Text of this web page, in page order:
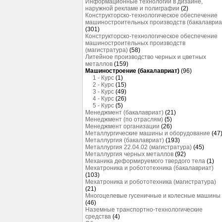
Информационные технологии в дизайне,
наружной рекламе и полиграфии (2)
Конструкторско-технологическое обеспечение
машиностроительных производств
(301)
Конструкторско-технологическое обеспечение
машиностроительных производств
(магистратура) (58)
Литейное производство черных и цветных
металлов (159)
Машиностроение (бакалавриат) (96)
1 - Курс (1)
2 - Курс (15)
3 - Курс (49)
4 - Курс (26)
5 - Курс (5)
Менеджмент (бакалавриат) (21)
Менеджмент (по отраслям) (5)
Менеджмент организации (26)
Металлургические машины и оборудование (47)
Металлургия (бакалавриат) (193)
Металлургия 22.04.02 (магистратура) (45)
Металлургия черных металлов (92)
Механика деформируемого твердого тела (1)
Мехатроника и робототехника (бакалавриат)
(103)
Мехатроника и робототехника (магистратура)
(21)
Многоцелевые гусеничные и колесные машины
(46)
Наземные транспортно-технологические
средства (4)